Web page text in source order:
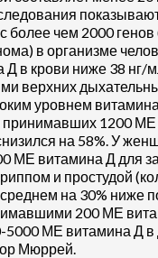
более чем 2000 генов
в организме
Д в крови ниже 38 нг/
верхних
уровнем
принимавших 1200 МЕ
на 58%. У
МЕ витамина Д для
и простудой
на 30% ниже
200 МЕ
МЕ витамина Д в
Мюррей.